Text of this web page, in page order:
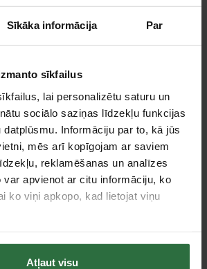
Sīkāka informācija Par
sīkfailus
lai personalizētu saturu un
sociālo saziņas līdzekļu funkcijas
datplūsmu. Informāciju par to, kā jūs
mēs arī kopīgojam ar saviem
reklamēšanas un analīzes
var apvienot ar citu informāciju, ko
ko viņi apkopo, kad lietojat viņu
Atļaut visu
Ieteikt cenu
vairāk šeit, )
vairāk šeit, )
preci, tāpat interesējās par...
list.